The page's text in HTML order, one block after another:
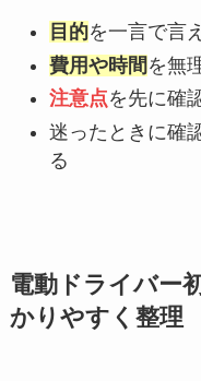
目的を一言で言
費用や時間 を無
注意点を先に確
迷ったときに確
る
電動ドライバー
かりやすく整理